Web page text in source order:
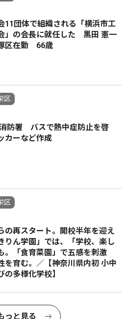
11団体で組織される「横浜市工
」の会長に就任した 黒田 憲一
区在勤 66歳
区
防署 バスで熱中症防止を啓
ーなど作成
区
の再スタート。開校半年を迎え
りん学園」では、「学校、楽し
。「食育菜園」で五感を刺激
を育む。／【神奈川県内初 小中
の多様化学校】
っと見る